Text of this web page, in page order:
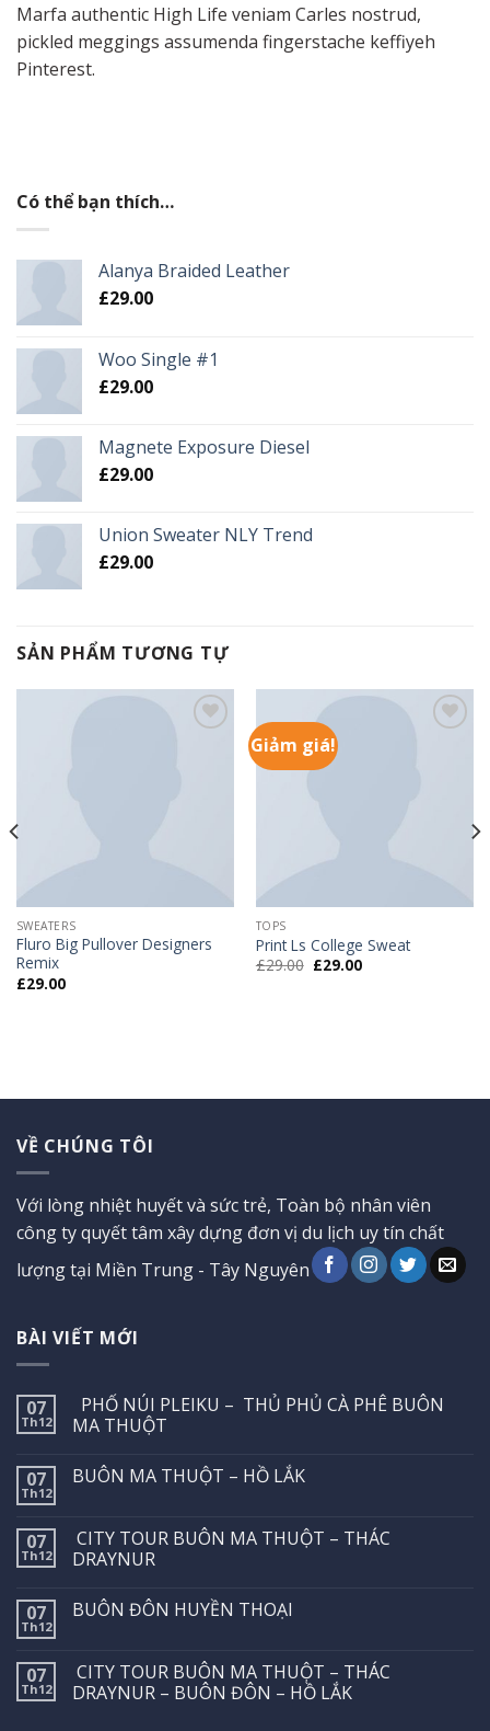
Marfa authentic High Life veniam Carles nostrud,
pickled meggings assumenda fingerstache keffiyeh
Pinterest.
Có thể bạn thích…
Alanya Braided Leather
£29.00
Woo Single #1
£29.00
Magnete Exposure Diesel
£29.00
Union Sweater NLY Trend
£29.00
SẢN PHẨM TƯƠNG TỰ
SWEATERS
Fluro Big Pullover Designers
Remix
£29.00
Giảm giá!
TOPS
Print Ls College Sweat
£29.00 £29.00
VỀ CHÚNG TÔI
Với lòng nhiệt huyết và sức trẻ, Toàn bộ nhân viên
công ty quyết tâm xây dựng đơn vị du lịch uy tín chất
lượng tại Miền Trung - Tây Nguyên
BÀI VIẾT MỚI
07
Th12
PHỐ NÚI PLEIKU – THỦ PHỦ CÀ PHÊ BUÔN
MA THUỘT
07
Th12
BUÔN MA THUỘT – HỒ LẮK
07
Th12
CITY TOUR BUÔN MA THUỘT – THÁC
DRAYNUR
07
Th12
BUÔN ĐÔN HUYỀN THOẠI
07
Th12
CITY TOUR BUÔN MA THUỘT – THÁC
DRAYNUR – BUÔN ĐÔN – HỒ LẮK